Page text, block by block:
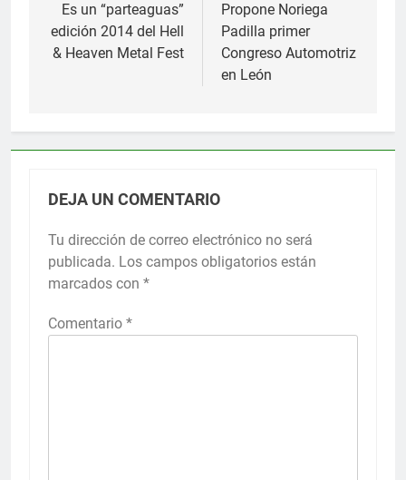
de
entradas
Es un “parteaguas”
edición 2014 del Hell
& Heaven Metal Fest
Propone Noriega
Padilla primer
Congreso Automotriz
en León
DEJA UN COMENTARIO
Tu dirección de correo electrónico no será
publicada. Los campos obligatorios están
marcados con *
Comentario *